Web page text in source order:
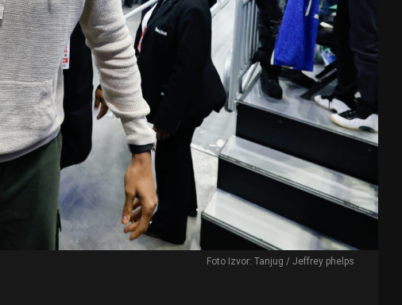
Foto Izvor: Tanjug / Jeffrey phelps